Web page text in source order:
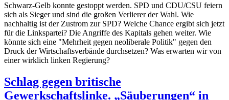
Schwarz-Gelb konnte gestoppt werden. SPD und CDU/CSU feiern
sich als Sieger und sind die großen Verlierer der Wahl. Wie
nachhaltig ist der Zustrom zur SPD? Welche Chance ergibt sich jetzt
für die Linkspartei? Die Angriffe des Kapitals gehen weiter. Wie
könnte sich eine "Mehrheit gegen neoliberale Politik" gegen den
Druck der Wirtschaftsverbände durchsetzen? Was erwarten wir von
einer wirklich linken Regierung?
Schlag gegen britische
Gewerkschaftslinke. „Säuberungen“ in